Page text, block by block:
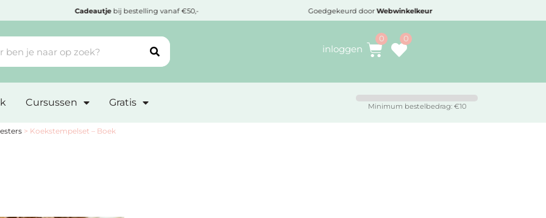
Goedgekeurd doorWebwinkelkeur Voor 16:30 besteld,vandaag verzonden
inloggen
Cursussen Gratis Minimum bestelbedrag: €10
> Koekstempelset – Boek